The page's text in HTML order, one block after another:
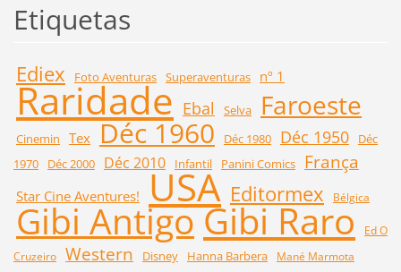
Etiquetas
Ediex Foto Aventuras Superaventuras nº 1
Raridade Ebal Selva Faroeste
Cinemin Tex Déc 1960 Déc 1980 Déc 1950
Déc
1970
Déc 2000 Déc 2010 Infantil Panini Comics França
Star Cine Aventures! USA Editormex Bélgica
Gibi AntigoGibi Raro
Ed O
Cruzeiro Western Disney Hanna Barbera
Mané Marmota